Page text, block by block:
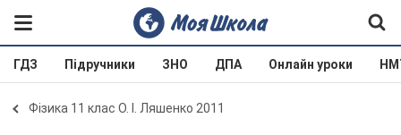
ГДЗ Підручники ЗНО ДПА Онлайн уроки
Фізика 11 клас О. І. Ляшенко 2011